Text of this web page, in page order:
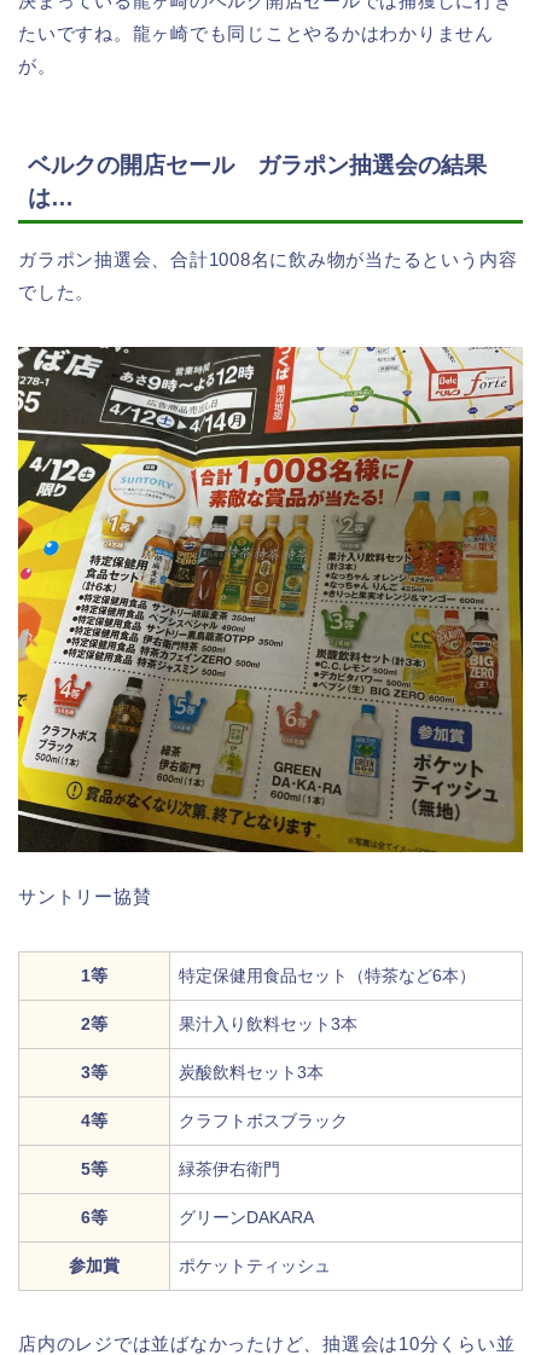
たいですね。龍ヶ崎でも同じことやるかはわかりません
が。
ベルクの開店セール ガラポン抽選会の結果
は…
ガラポン抽選会、合計1008名に飲み物が当たるという内容
でした。
サントリー協賛
1等 特定保健用食品セット（特茶など6本）
2等 果汁入り飲料セット3本
3等 炭酸飲料セット3本
4等 クラフトボスブラック
5等 緑茶伊右衛門
6等 グリーンDAKARA
参加賞 ポケットティッシュ
店内のレジでは並ばなかったけど、抽選会は10分くらい並